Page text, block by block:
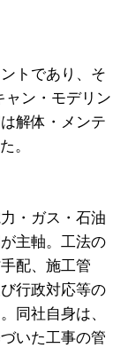
トであり、そ
ン・モデリン
解体・メンテ
。
・ガス・石油
主軸。工法の
配、施工管
行政対応等の
同社自身は、
いた工事の管